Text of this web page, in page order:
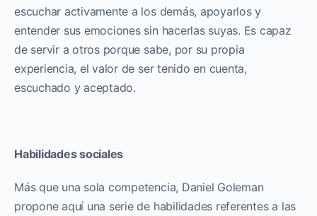
escuchar activamente a los demás, apoyarlos y
entender sus emociones sin hacerlas suyas. Es capaz
de servir a otros porque sabe, por su propia
experiencia, el valor de ser tenido en cuenta,
escuchado y aceptado.
Habilidades sociales
Más que una sola competencia, Daniel Goleman
propone aquí una serie de habilidades referentes a las